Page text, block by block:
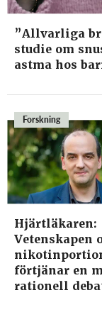
”Allvarliga
studie om
astma hos
Forskning
Hjärtläkaren:
Vetenskapen
förtjänar en
rationell